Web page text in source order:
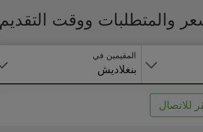
والمتطلبات ووقت التقديم
المقيمين في
بنغلاديش
للاتصال